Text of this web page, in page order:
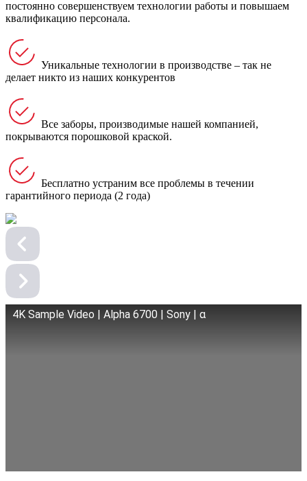
постоянно совершенствуем технологии работы и повышаем
квалификацию персонала.
Уникальные технологии в производстве – так не
делает никто из наших конкурентов
Все заборы, производимые нашей компанией,
покрываются порошковой краской.
Бесплатно устраним все проблемы в течении
гарантийного периода (2 года)
4K Sample Video | Alpha 6700 | Sony | α